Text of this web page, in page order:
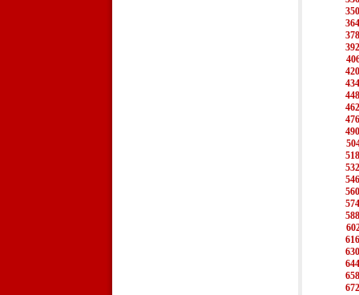
350
364
378
392
420
434
448
462
476
490
518
532
546
560
574
588
616
630
644
658
672